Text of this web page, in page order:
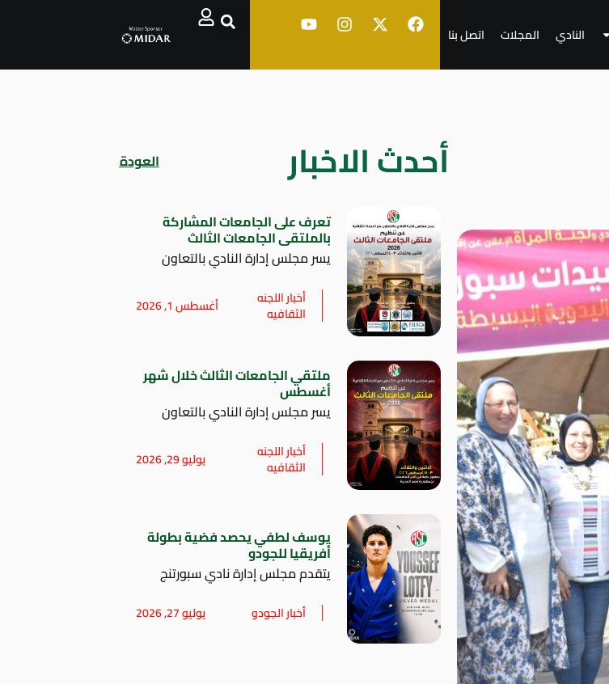
النادي المجلات اتصل بنا
أحدث الاخبار العودة
تعرف على الجامعات المشاركة
بالملتقى الجامعات الثالث
يسر مجلس إدارة النادي بالتعاون
أخبار اللجنه
الثقافيه أغسطس 1, 2026
ملتقي الجامعات الثالث خلال شهر
أغسطس
يسر مجلس إدارة النادي بالتعاون
أخبار اللجنه
الثقافيه يوليو 29, 2026
يوسف لطفي يحصد فضية بطولة
أفريقيا للجودو
يتقدم مجلس إدارة نادي سبورتنج
أخبار الجودو يوليو 27, 2026